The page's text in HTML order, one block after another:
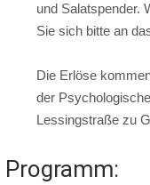
und Salatspender.
Sie sich bitte an
Die Erlöse
der
Lessingstraße zu
Programm: